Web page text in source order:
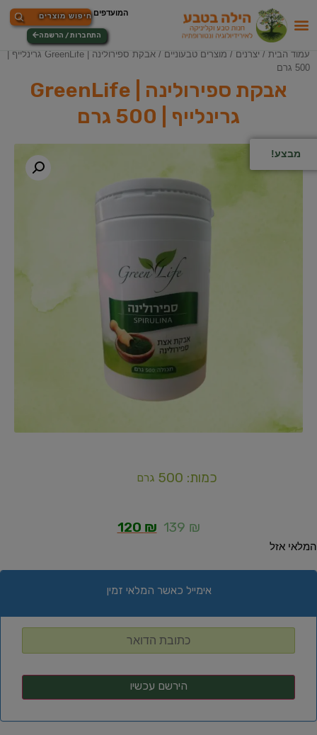
התחברות / הרשמה
עמוד הבית / יצרנים / מוצרים טבעוניים
/ אבקת ספירולינה | GreenLife גרינלייף |
500 גרם
אבקת ספירולינה | GreenLife
גרינלייף | 500 גרם
מבצע!
כמות: 500 גרם
139 ₪
120 ₪
המלאי אזל
אימייל כאשר המלאי זמין